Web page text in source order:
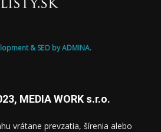
& SEO by ADMINA.
MEDIA WORK s.r.o.
vrátane prevzatia, šírenia alebo